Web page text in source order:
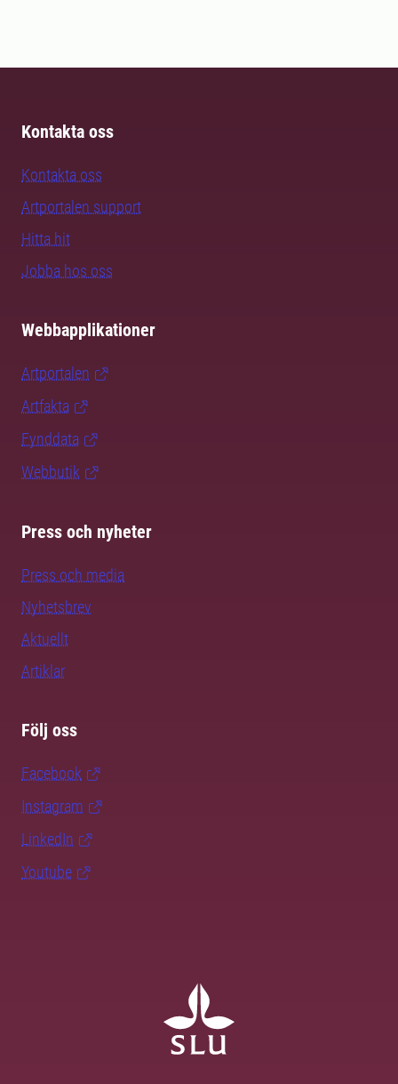
Kontakta oss
Kontakta oss
Artportalen support
Hitta hit
Jobba hos oss
Webbapplikationer
Artportalen
Artfakta
Fynddata
Webbutik
Press och nyheter
Press och media
Nyhetsbrev
Aktuellt
Artiklar
Följ oss
Facebook
Instagram
LinkedIn
Youtube